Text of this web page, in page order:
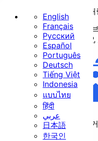
크기 조절
온라인
제한 없이 빠르고 안전한
JPG,PNG,WEBP,
클릭하여 파일을 선택하
English
Français
Русский
Español
Português
Deutsch
Tiếng Việt
Indonesia
แบบไทย
हिंदी
عربي
日本語
한국인